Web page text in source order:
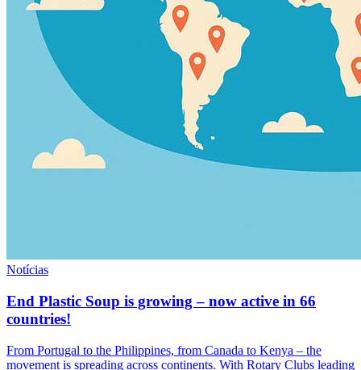
Notícias
End Plastic Soup is growing – now active in 66
countries!
From Portugal to the Philippines, from Canada to Kenya – the
movement is spreading across continents. With Rotary Clubs leading